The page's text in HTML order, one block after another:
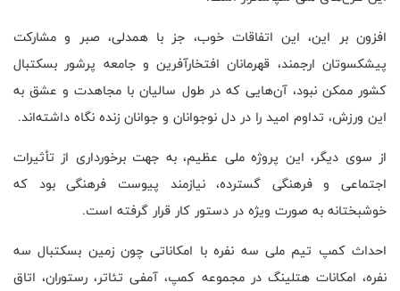
افزون بر این، این اتفاقات خوب، جز با همدلی، صبر و مشارکت
پیشکسوتان ارجمند، قهرمانان افتخارآفرین و جامعه پرشور بسکتبال
کشور ممکن نبود، آن‌هایی که در طول سالیان با مجاهدت و عشق به
این ورزش، تداوم امید را در دل نوجوانان و جوانان زنده نگاه داشته‌اند.
از سوی دیگر، این پروژه ملی عظیم، به جهت برخورداری از تأثیرات
اجتماعی و فرهنگی گسترده، نیازمند پیوست فرهنگی بود که
خوشبختانه به صورت ویژه در دستور کار قرار گرفته است.
احداث کمپ تیم ملی سه نفره با امکاناتی چون زمین بسکتبال سه
نفره، امکانات هتلینگ در مجموعه کمپ، آمفی تئاتر، رستوران، اتاق